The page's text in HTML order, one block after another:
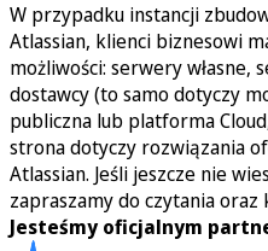
W przypadku instancji
Atlassian, klienci biznesowi
możliwości: serwery
dostawcy (to samo dotyczy
publiczna lub platforma
strona dotyczy rozwiązania
Atlassian. Jeśli jeszcze nie
zapraszamy do czytania oraz
Jesteśmy oficjalnym